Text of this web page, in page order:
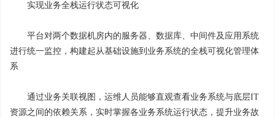
实现业务全栈运行状态可视化
平台对两个数据机房内的服务器、数据库、中间件及应用系统
进行统一监控，构建起从基础设施到业务系统的全栈可视化管理体
系
通过业务关联视图，运维人员能够直观查看业务系统与底层IT
资源之间的依赖关系，实时掌握各业务系统运行状态，提升业务故